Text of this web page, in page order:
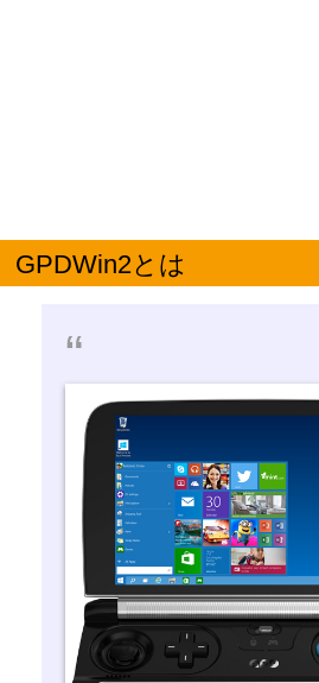
GPDWin2とは